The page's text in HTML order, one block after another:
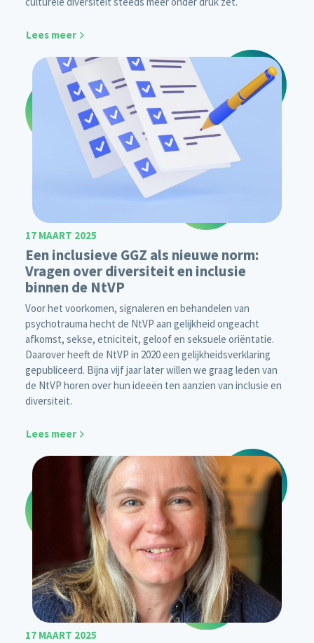
Lees meer
17 MAART 2025
Een inclusieve GGZ als nieuwe norm:
Vragen over diversiteit en inclusie
binnen de NtVP
Voor het voorkomen, signaleren en behandelen van
psychotrauma hecht de NtVP aan gelijkheid ongeacht
afkomst, sekse, etniciteit, geloof en seksuele oriëntatie.
Daarover heeft de NtVP in 2020 een gelijkheidsverklaring
gepubliceerd. Bijna vijf jaar later willen we graag leden van
de NtVP horen over hun ideeën ten aanzien van inclusie en
diversiteit.
Lees meer
17 MAART 2025